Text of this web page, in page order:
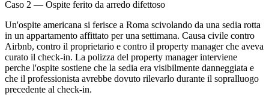
Caso 2 — Ospite ferito da arredo difettoso
Un'ospite americana si ferisce a Roma scivolando da una sedia rotta
in un appartamento affittato per una settimana. Causa civile contro
Airbnb, contro il proprietario e contro il property manager che aveva
curato il check-in. La polizza del property manager interviene
perche l'ospite sostiene che la sedia era visibilmente danneggiata e
che il professionista avrebbe dovuto rilevarlo durante il sopralluogo
precedente al check-in.